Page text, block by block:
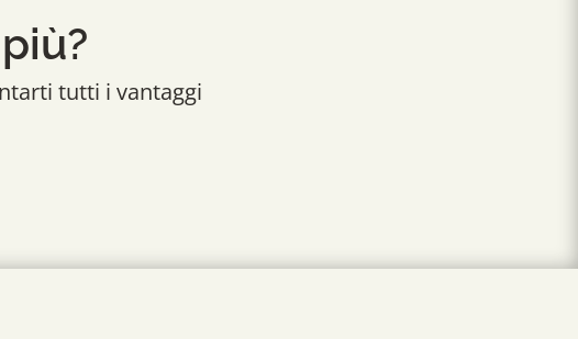
tutti i vantaggi